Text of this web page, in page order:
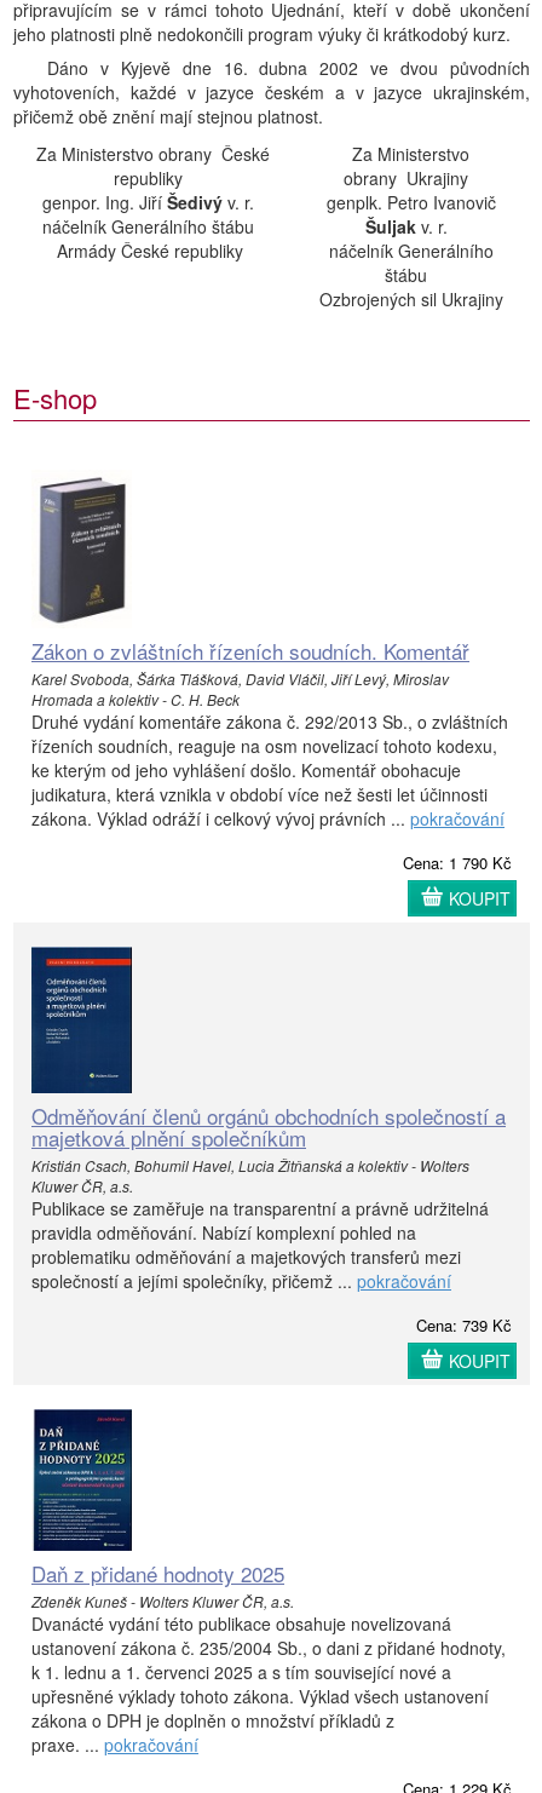
připravujícím se v rámci tohoto Ujednání, kteří v době ukončení
jeho platnosti plně nedokončili program výuky či krátkodobý kurz.
Dáno v Kyjevě dne 16. dubna 2002 ve dvou původních
vyhotoveních, každé v jazyce českém a v jazyce ukrajinském,
přičemž obě znění mají stejnou platnost.
Za Ministerstvo obrany České
republiky
genpor. Ing. Jiří Šedivýv. r.
náčelník Generálního štábu
Armády České republiky
Za Ministerstvo
obrany Ukrajiny
genplk. Petro Ivanovič
Šuljakv. r.
náčelník Generálního
štábu
Ozbrojených sil Ukrajiny
E-shop
Zákon o zvláštních řízeních soudních. Komentář
Karel Svoboda, Šárka Tlášková, David Vláčil, Jiří Levý, Miroslav
Hromada a kolektiv - C. H. Beck
Druhé vydání komentáře zákona č. 292/2013 Sb., o zvláštních
řízeních soudních, reaguje na osm novelizací tohoto kodexu,
ke kterým od jeho vyhlášení došlo. Komentář obohacuje
judikatura, která vznikla v období více než šesti let účinnosti
zákona. Výklad odráží i celkový vývoj právních ... pokračování
Cena: 1 790 Kč
KOUPIT
Odměňování členů orgánů obchodních společností a
majetková plnění společníkům
Kristián Csach, Bohumil Havel, Lucia Žitňanská a kolektiv - Wolters
Kluwer ČR, a.s.
Publikace se zaměřuje na transparentní a právně udržitelná
pravidla odměňování. Nabízí komplexní pohled na
problematiku odměňování a majetkových transferů mezi
společností a jejími společníky, přičemž ... pokračování
Cena: 739 Kč
KOUPIT
Daň z přidané hodnoty 2025
Zdeněk Kuneš - Wolters Kluwer ČR, a.s.
Dvanácté vydání této publikace obsahuje novelizovaná
ustanovení zákona č. 235/2004 Sb., o dani z přidané hodnoty,
k 1. lednu a 1. červenci 2025 a s tím související nové a
upřesněné výklady tohoto zákona. Výklad všech ustanovení
zákona o DPH je doplněn o množství příkladů z
praxe. ... pokračování